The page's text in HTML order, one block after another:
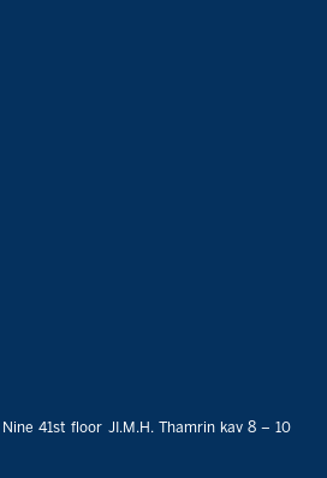
41st floor JI.M.H. Thamrin kav 8 – 10